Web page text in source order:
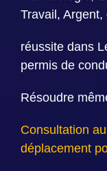
Travail, Argent,
réussite dans
permis de
Résoudre
Consultation
déplacement